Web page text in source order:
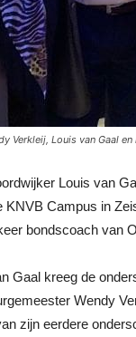
Verkleij, Louis van Gaal
Louis van
KNVB Campus in
bondscoach van
Gaal kreeg de
Wendy
zijn eerdere